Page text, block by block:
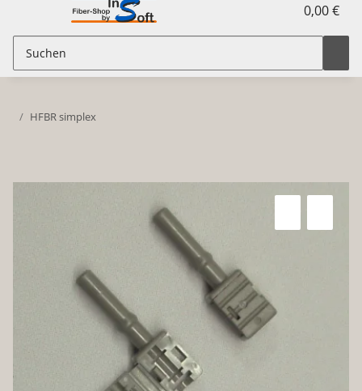
0,00 €
HFBR simplex